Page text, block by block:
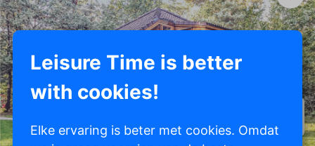
Leisure Time is better
with cookies!
Elke ervaring is beter met cookies. Omdat